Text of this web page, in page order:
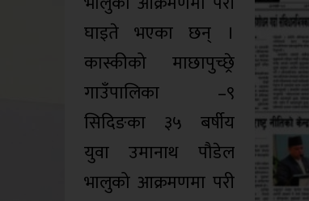
घाइते भएका छन् ।
कास्कीको माछापुच्छ्रे
गाउँपालिका –९
सिदिङका ३५ बर्षीय
युवा उमानाथ पौडेल
भालुको आक्रमणमा परी